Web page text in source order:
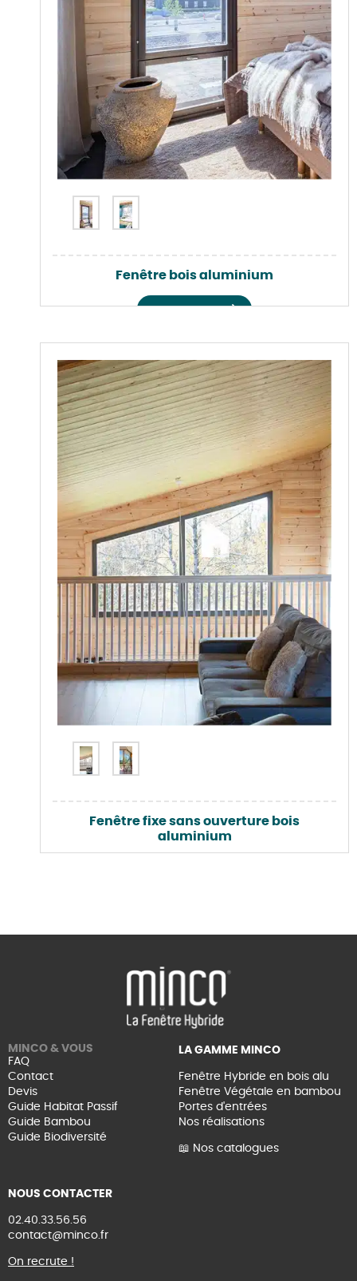
Fenêtre bois aluminium
Fenêtre fixe sans ouverture bois
aluminium
MINCO & VOUS
FAQ
Contact
Devis
Guide Habitat Passif
Guide Bambou
Guide Biodiversité
LA GAMME MINCO
Fenêtre Hybride en bois alu
Fenêtre Végétale en bambou
Portes d'entrées
Nos réalisations
📖 Nos catalogues
NOUS CONTACTER
02.40.33.56.56
contact@minco.fr
On recrute !